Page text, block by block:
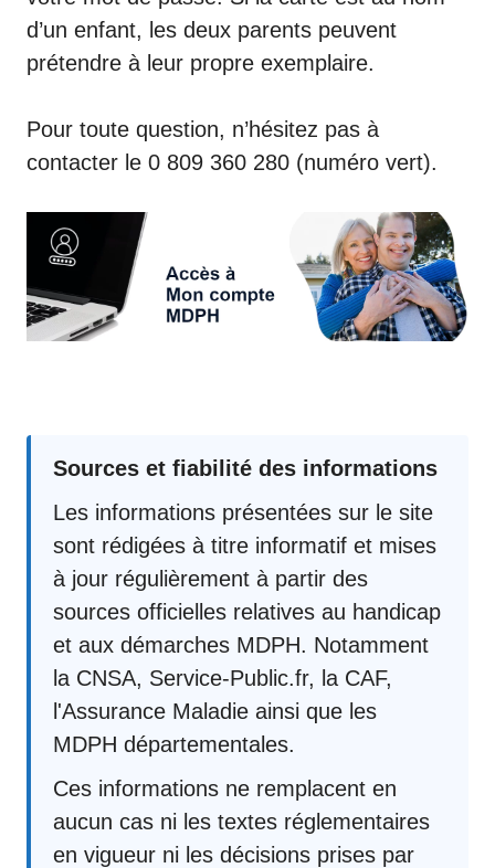
d’un enfant, les deux parents peuvent
prétendre à leur propre exemplaire.
Pour toute question, n’hésitez pas à
contacter le 0 809 360 280 (numéro vert).
Sources et fiabilité des informations
Les informations présentées sur le site
sont rédigées à titre informatif et mises
à jour régulièrement à partir des
sources officielles relatives au handicap
et aux démarches MDPH. Notamment
la CNSA, Service-Public.fr, la CAF,
l'Assurance Maladie ainsi que les
MDPH départementales.
Ces informations ne remplacent en
aucun cas ni les textes réglementaires
en vigueur ni les décisions prises par